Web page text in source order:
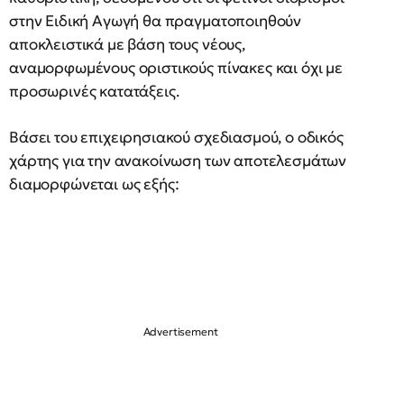
στην Ειδική Αγωγή θα πραγματοποιηθούν
αποκλειστικά με βάση τους νέους,
αναμορφωμένους οριστικούς πίνακες και όχι με
προσωρινές κατατάξεις.
Βάσει του επιχειρησιακού σχεδιασμού, ο οδικός
χάρτης για την ανακοίνωση των αποτελεσμάτων
διαμορφώνεται ως εξής: